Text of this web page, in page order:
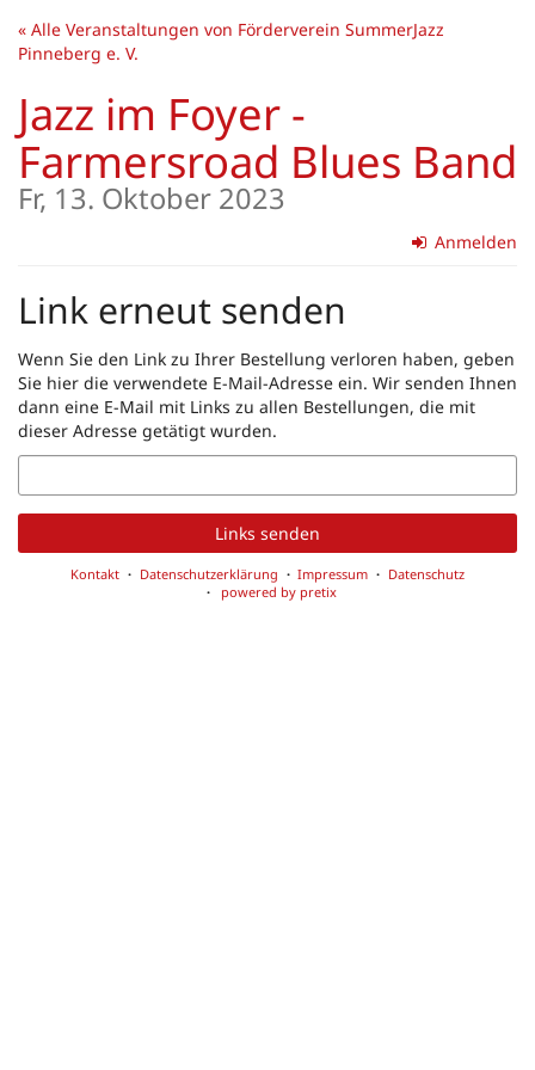
Zum
Haupt-
« Alle Veranstaltungen von Förderverein SummerJazz
Pinneberg e. V.
Jazz im Foyer -
Farmersroad Blues Band
Fr, 13. Oktober 2023
Anmelden
Link erneut senden
Wenn Sie den Link zu Ihrer Bestellung verloren haben, geben
Sie hier die verwendete E-Mail-Adresse ein. Wir senden Ihnen
dann eine E-Mail mit Links zu allen Bestellungen, die mit
dieser Adresse getätigt wurden.
E-
Mail
Links senden
Kontakt Datenschutzerklärung Impressum
Datenschutz
powered by pretix